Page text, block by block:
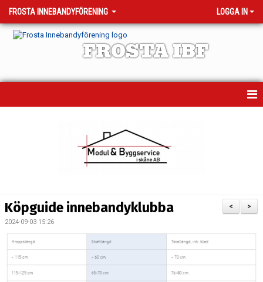
FROSTA INNEBANDYFÖRENING LOGGA IN
FROSTA IBF
OM KLUBBEN
VÅRA LAG - KONTAKTPERSONER
KONTAKT
>
<
Köpguide innebandyklubba
2024-09-03 15:26